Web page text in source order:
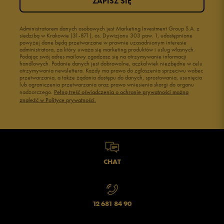
Administratorem danych osobowych jest Marketing Investment Group S.A. z
siedzibą w Krakowie (31-871), os. Dywizjonu 303 paw. 1, udostępnione
powyżej dane będą przetwarzane w prawnie uzasadnionym interesie
administratora, za który uważa się marketing produktów i usług własnych.
Podając swój adres mailowy zgadzasz się na otrzymywanie informacji
handlowych. Podanie danych jest dobrowolne, aczkolwiek niezbędne w celu
otrzymywania newslettera. Każdy ma prawo do zgłoszenia sprzeciwu wobec
przetwarzania, a także żądania dostępu do danych, sprostowania, usunięcia
lub ograniczenia przetwarzania oraz prawo wniesienia skargi do organu
nadzorczego. Pełną treść oświadczenia o ochronie prywatności można
znaleźć w Polityce prywatności.
CHAT
12 681 84 90